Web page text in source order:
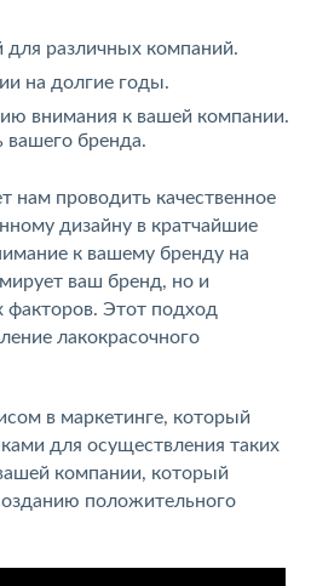
для различных компаний.
на долгие годы.
внимания к вашей компании.
вашего бренда.
нам проводить качественное
дизайну в кратчайшие
к вашему бренду на
ваш бренд, но и
факторов. Этот подход
лакокрасочного
в маркетинге, который
для осуществления таких
компании, который
положительного